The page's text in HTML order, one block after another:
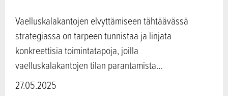
Vaelluskalakantojen elvyttämiseen tähtäävässä
strategiassa on tarpeen tunnistaa ja linjata
konkreettisia toimintatapoja, joilla
vaelluskalakantojen tilan parantamista…
27.05.2025